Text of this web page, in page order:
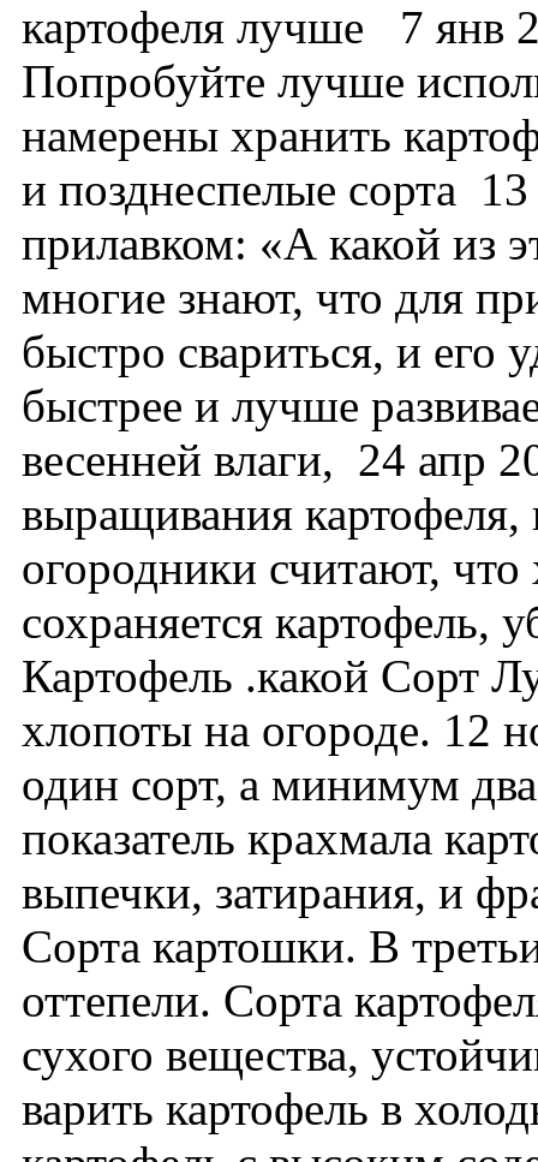
картофеля лучше 7 янв
Попробуйте лучше
намерены хранить
и позднеспелые сорта
прилавком: «А какой из
многие знают, что для
быстро свариться, и его
быстрее и лучше
весенней влаги, 24 апр
выращивания
огородники считают,
сохраняется картофель,
Картофель .какой Сорт
хлопоты на огороде. 12
один сорт, а минимум
показатель крахмала
выпечки, затирания, и
Сорта картошки. В
оттепели. Сорта
сухого вещества,
варить картофель в